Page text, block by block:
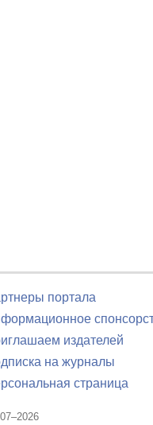
портала
издателей
на журналы
страница